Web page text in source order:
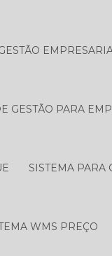
GESTÃO PARA
SISTEMA PARA
WMS PREÇO